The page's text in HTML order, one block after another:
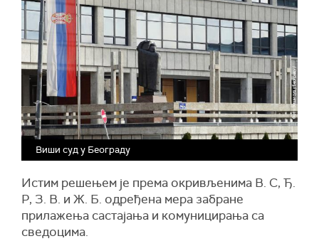
Виши суд у Београду
Истим решењем је према окривљенима В. С, Ђ.
Р, З. В. и Ж. Б. одређена мера забране
прилажења састајања и комуницирања са
сведоцима.